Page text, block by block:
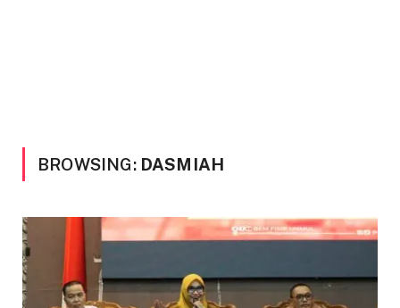
BROWSING: DASMIAH